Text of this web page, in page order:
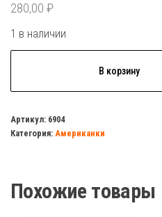
280,00 ₽
1 в наличии
прямая
20
В корзину
Артикул: 6904
Категория: Американки
Похожие товары